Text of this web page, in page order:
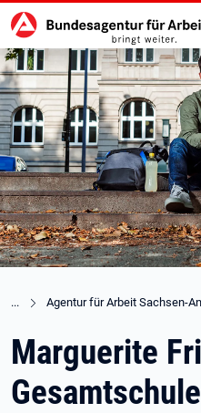
zu den Hauptinhalten springen
Agentur für Arbeit Sachsen-
Marguerite
Gesamtschule